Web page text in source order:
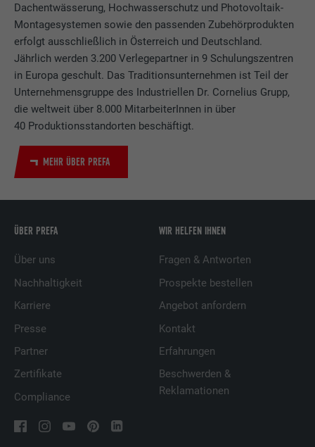
Dachentwässerung, Hochwasserschutz und Photovoltaik-
Montagesystemen sowie den passenden Zubehörprodukten
erfolgt ausschließlich in Österreich und Deutschland.
Jährlich werden 3.200 Verlegepartner in 9 Schulungszentren
in Europa geschult. Das Traditionsunternehmen ist Teil der
Unternehmensgruppe des Industriellen Dr. Cornelius Grupp,
die weltweit über 8.000 MitarbeiterInnen in über
40 Produktionsstandorten beschäftigt.
MEHR ÜBER PREFA
ÜBER PREFA
Über uns
Nachhaltigkeit
Karriere
Presse
Partner
Zertifikate
Compliance
WIR HELFEN IHNEN
Fragen & Antworten
Prospekte bestellen
Angebot anfordern
Kontakt
Erfahrungen
Beschwerden &
Reklamationen